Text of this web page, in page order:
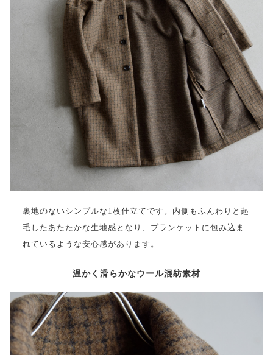
裏地のないシンプルな1枚仕立てです。内側もふんわりと起
毛したあたたかな生地感となり、ブランケットに包み込ま
れているような安心感があります。
温かく滑らかなウール混紡素材